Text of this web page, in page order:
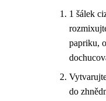
1 šálek
papriku,
do